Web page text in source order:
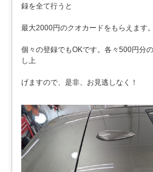
録を全て行うと
最大2000円のクオカードをもらえます。
個々の登録でもOKです。各々500円分
し上
げますので、是非、お見逃しなく！